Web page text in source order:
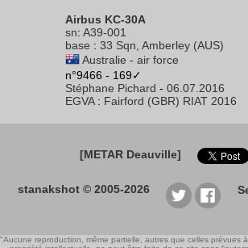
Airbus KC-30A
sn: A39-001
base : 33 Sqn, Amberley (AUS)
Australie - air force
n°9466 - 169✓
Stéphane Pichard - 06.07.2016
EGVA: Fairford (GBR) RIAT 2016
[METAR Deauville]
stanakshot © 2005-2026
"Aucune reproduction, même partielle, autres que celles prévues